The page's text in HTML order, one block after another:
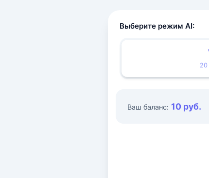
Выберите режим AI:
20
Ваш баланс: 10 руб.